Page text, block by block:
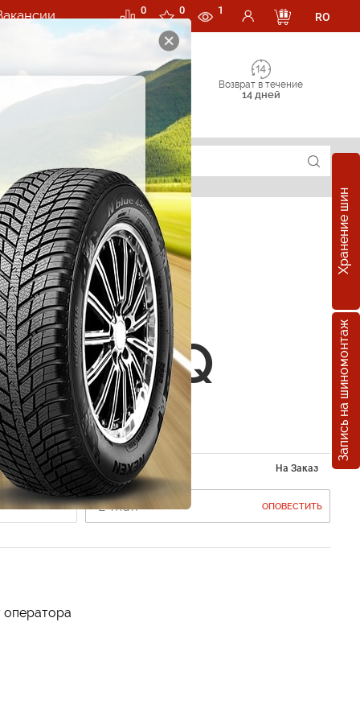
0 0 1
RO
Возврат в течение
14 дней
Хранение шин
Запись на шиномонтаж
HQ
На Заказ
ОПОВЕСТИТЬ
оператора